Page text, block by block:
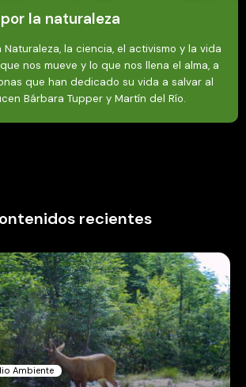
la naturaleza
Naturaleza, la ciencia, el activismo y la vida
nos mueve y lo que nos llena el alma, a
que han dedicado su vida a salvar al
Bárbara Tupper y Martín del Río.
recientes
Ambiente